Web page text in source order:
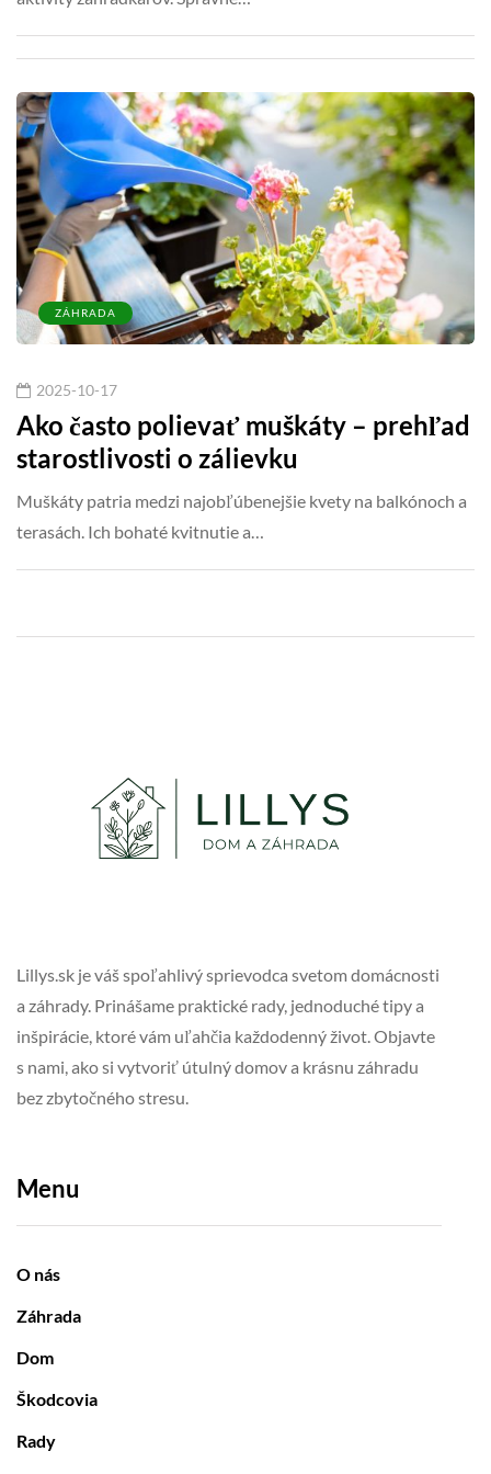
ZÁHRADA
2025-10-17
Ako často polievať muškáty – prehľad
starostlivosti o zálievku
Muškáty patria medzi najobľúbenejšie kvety na balkónoch a
terasách. Ich bohaté kvitnutie a…
Lillys.sk je váš spoľahlivý sprievodca svetom domácnosti
a záhrady. Prinášame praktické rady, jednoduché tipy a
inšpirácie, ktoré vám uľahčia každodenný život. Objavte
s nami, ako si vytvoriť útulný domov a krásnu záhradu
bez zbytočného stresu.
Menu
O nás
Záhrada
Dom
Škodcovia
Rady